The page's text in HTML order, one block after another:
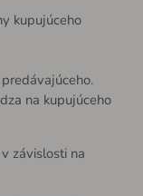
kupujúceho
na kupujúceho
závislosti na